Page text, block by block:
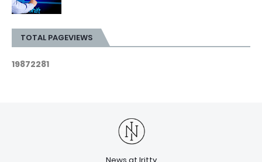
TOTAL PAGEVIEWS
19872281